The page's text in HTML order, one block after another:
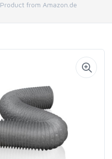
Product from Amazon.de